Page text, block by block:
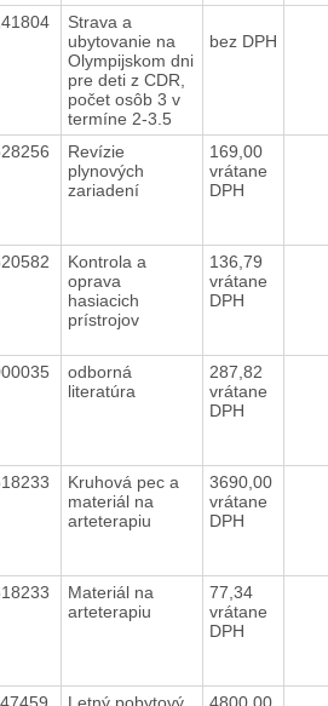
Strava a
ubytovanie na
Olympijskom dni
pre deti z CDR,
počet osôb 3 v
termíne 2-3.5
bez DPH
Revízie
plynových
zariadení
169,00
vrátane
DPH
Kontrola a
oprava
hasiacich
prístrojov
136,79
vrátane
DPH
odborná
literatúra
287,82
vrátane
DPH
Kruhová pec a
materiál na
arteterapiu
3690,00
vrátane
DPH
Materiál na
arteterapiu
77,34
vrátane
DPH